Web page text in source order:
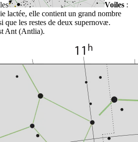
Voiles :
lactée, elle contient un grand nombre
que les restes de deux supernovæ.
Ant (Antlia).